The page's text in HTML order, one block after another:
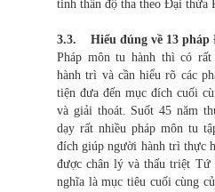
tinh thần độ tha theo Đại thừa
3.3. Hiểu đúng về 13 pháp
Pháp môn tu hành thì có
hành trì và cần hiểu rõ các
tiện đưa đến mục đích cuối
và giải thoát. Suốt 45 năm
dạy rất nhiều pháp môn tu
đích giúp người hành trì thực
được chân lý và thấu triệt
nghĩa là mục tiêu cuối cùng